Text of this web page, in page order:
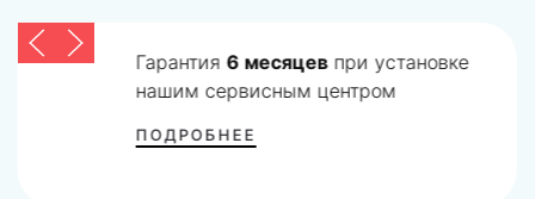
Гарантия 6 месяцевпри установке
нашим сервисным центром
ПОДРОБНЕЕ